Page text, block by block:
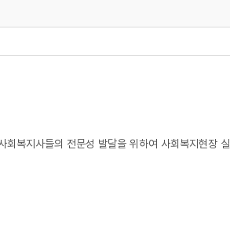
복지사들의 전문성 발달을 위하여 사회복지현